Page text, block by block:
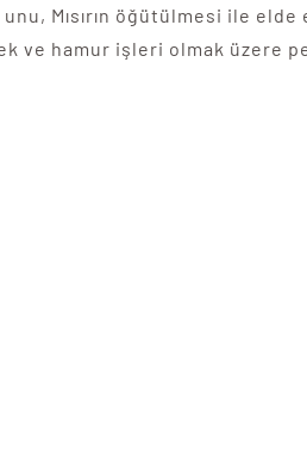
unu, Mısırın öğütülmesi ile
ve hamur işleri olmak üzere